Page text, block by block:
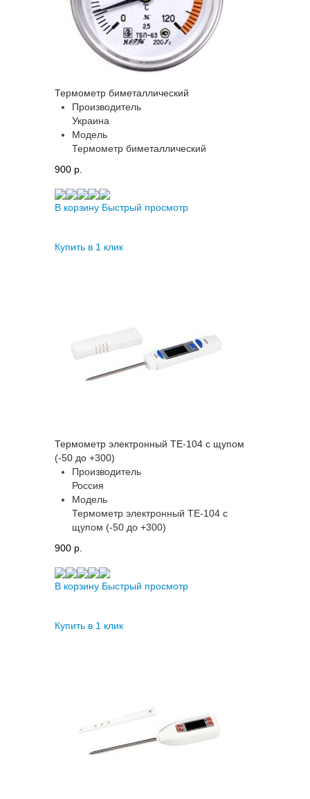
Термометр биметаллический
Производитель
Украина
Модель
Термометр биметаллический
900 p.
В корзину Быстрый просмотр
Купить в 1 клик
Термометр электронный ТЕ-104 с щупом
(-50 до +300)
Производитель
Россия
Модель
Термометр электронный ТЕ-104 с
щупом (-50 до +300)
900 p.
В корзину Быстрый просмотр
Купить в 1 клик